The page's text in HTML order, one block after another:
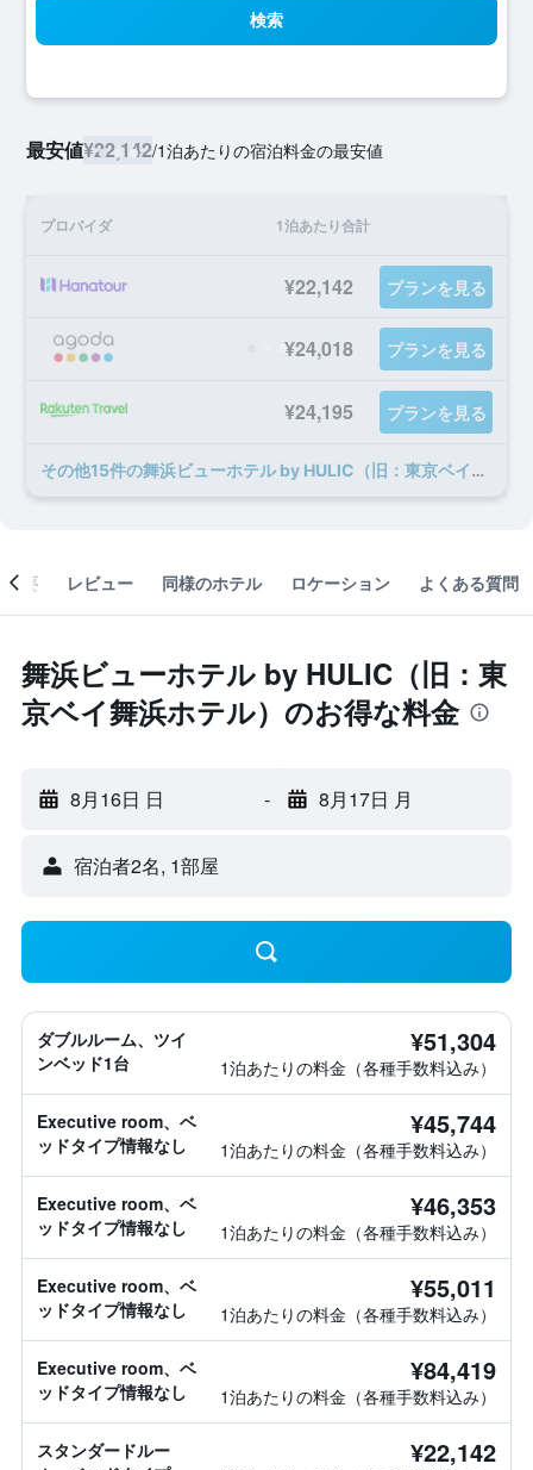
検索
最安値¥22,142/1泊あたりの宿泊料金の最安値
プロバイダ 1泊あたり合計
¥22,142 プランを見る
¥24,018 プランを見る
¥24,195 プランを見る
​その他15​件の舞浜ビューホテル by HULIC（旧：東京ベイ舞浜ホテル）のオファー
概要 レビュー 同様のホテル ロケーション よくある質問
舞浜ビューホテル by HULIC（旧：東
京ベイ舞浜ホテル）のお得な料金
8月16日 日 - 8月17日 月
宿泊者2名, 1​部屋
ダブルルーム、ツイ
ンベッド1台
¥51,304
1泊あたりの料金（各種手数料込み）
Executive room、ベ
ッドタイプ情報なし
¥45,744
1泊あたりの料金（各種手数料込み）
Executive room、ベ
ッドタイプ情報なし
¥46,353
1泊あたりの料金（各種手数料込み）
Executive room、ベ
ッドタイプ情報なし
¥55,011
1泊あたりの料金（各種手数料込み）
Executive room、ベ
ッドタイプ情報なし
¥84,419
1泊あたりの料金（各種手数料込み）
スタンダードルー
¥22,142